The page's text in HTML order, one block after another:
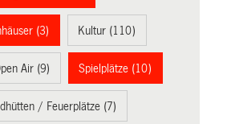
(3) Kultur (110)
Air (9) Spielplätze (10)
/ Feuerplätze (7)